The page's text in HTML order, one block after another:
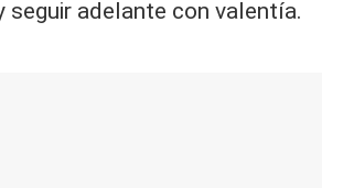
seguir adelante con valentía.